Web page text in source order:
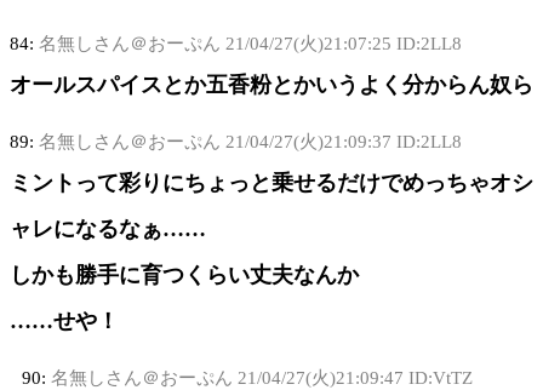
84: 名無しさん＠おーぷん 21/04/27(火)21:07:25 ID:2LL8
オールスパイスとか五香粉とかいうよく分からん奴ら
89: 名無しさん＠おーぷん 21/04/27(火)21:09:37 ID:2LL8
ミントって彩りにちょっと乗せるだけでめっちゃオシ
ャレになるなぁ……
しかも勝手に育つくらい丈夫なんか
……せや！
90: 名無しさん＠おーぷん 21/04/27(火)21:09:47 ID:VtTZ